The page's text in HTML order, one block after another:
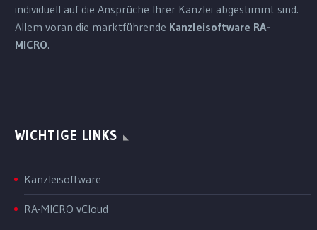
individuell auf die Ansprüche Ihrer Kanzlei abgestimmt sind.
Allem voran die marktführende Kanzleisoftware RA-
MICRO.
WICHTIGE LINKS
Kanzleisoftware
RA-MICRO vCloud